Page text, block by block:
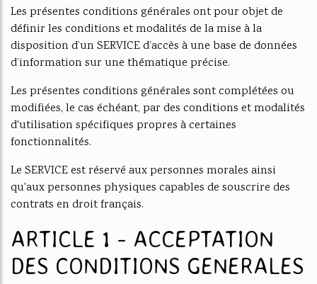
Les présentes conditions générales ont pour objet de
définir les conditions et modalités de la mise à la
disposition d’un SERVICE d’accès à une base de données
d’information sur une thématique précise.
Les présentes conditions générales sont complétées ou
modifiées, le cas échéant, par des conditions et modalités
d'utilisation spécifiques propres à certaines
fonctionnalités.
Le SERVICE est réservé aux personnes morales ainsi
qu'aux personnes physiques capables de souscrire des
contrats en droit français.
ARTICLE 1 - ACCEPTATION
DES CONDITIONS GENERALES